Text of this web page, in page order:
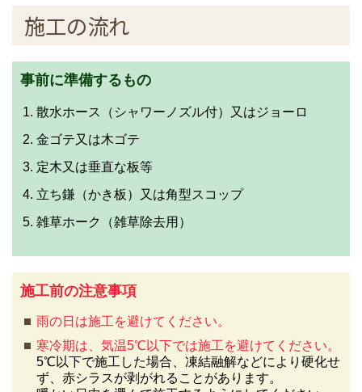
施工の流れ
事前に準備するもの
散水ホース（シャワーノズル付）又はジョーロ
金ゴテ又は木ゴテ
定木又は垂直な板等
立ち鎌（かき板）又は角型スコップ
雑草ホーク（雑草除去用）
施工前の注意事項
雨の日は施工を避けてください。
寒冷期は、気温5℃以下では施工を避けてください。
5℃以下で施工した場合、凍結融解などにより硬化せ
ず、赤シラスが剥がれることがあります。